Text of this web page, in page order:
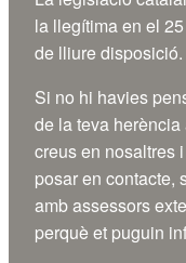
la llegítima en el
de lliure disposició.
Si no hi havies
de la teva
creus en nosaltres
posar en contacte,
amb assessors
perquè et puguin